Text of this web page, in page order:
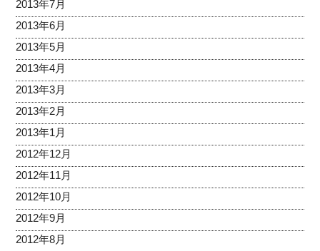
2013年7月
2013年6月
2013年5月
2013年4月
2013年3月
2013年2月
2013年1月
2012年12月
2012年11月
2012年10月
2012年9月
2012年8月